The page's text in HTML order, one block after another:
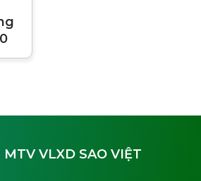
VLXD SAO VIỆT